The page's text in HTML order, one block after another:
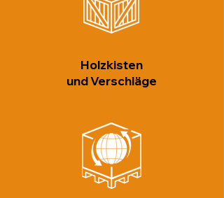
Holzkisten
und Verschläge